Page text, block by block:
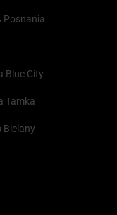
Posnania
Blue City
Tamka
Bielany